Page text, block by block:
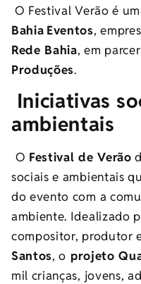
O Festival Verão é
Bahia Eventos,
Rede Bahia, em
Produções.
Iniciativas
ambientais
O Festival de Verão
sociais e ambientais
do evento com a
ambiente. Idealizado
compositor, produtor
Santos, o projeto
mil crianças, jovens,